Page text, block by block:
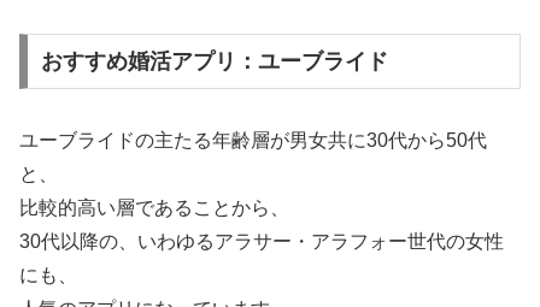
おすすめ婚活アプリ：ユーブライド
ユーブライドの主たる年齢層が男女共に30代から50代
と、
比較的高い層であることから、
30代以降の、いわゆるアラサー・アラフォー世代の女性
にも、